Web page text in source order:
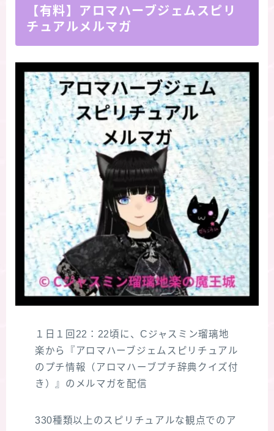
【有料】アロマハーブジェムスピリ
チュアルメルマガ
１日１回22：22頃に、Cジャスミン瑠璃地
楽から『アロマハーブジェムスピリチュアル
のプチ情報（アロマハーブプチ辞典クイズ付
き）』のメルマガを配信
330種類以上のスピリチュアルな観点でのア